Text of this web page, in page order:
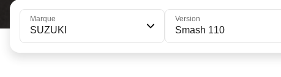
Marque
SUZUKI
Version
Smash 110